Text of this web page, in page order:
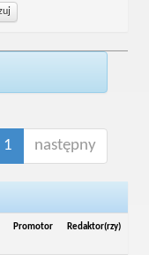
1 następny
Promotor Redaktor(rzy)